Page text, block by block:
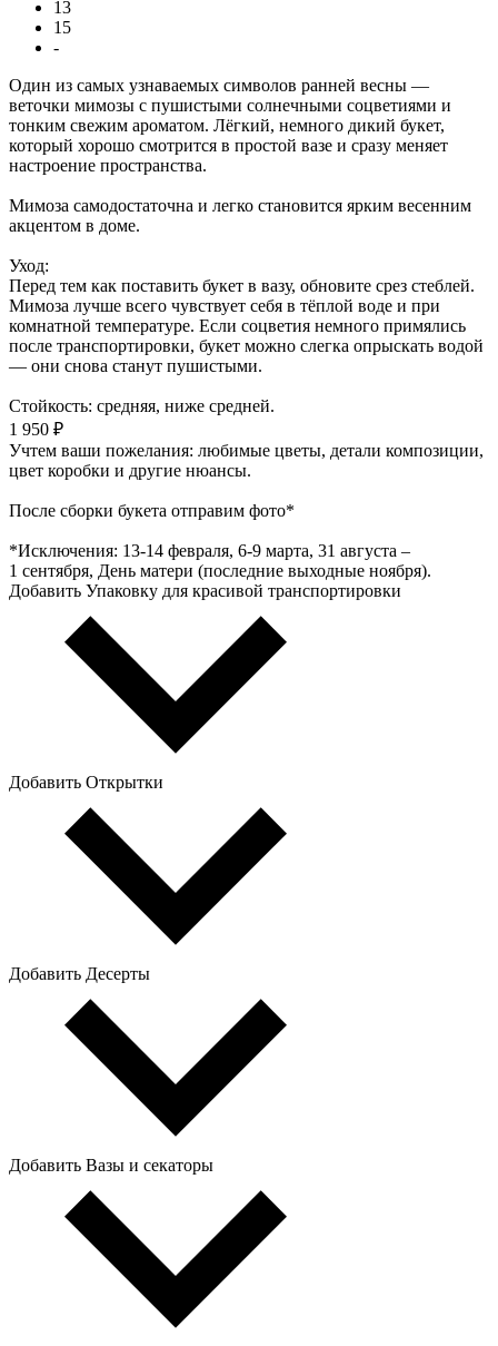
13
15
-
Один из самых узнаваемых символов ранней весны —
веточки мимозы с пушистыми солнечными соцветиями и
тонким свежим ароматом. Лёгкий, немного дикий букет,
который хорошо смотрится в простой вазе и сразу меняет
настроение пространства.
Мимоза самодостаточна и легко становится ярким весенним
акцентом в доме.
Уход:
Перед тем как поставить букет в вазу, обновите срез стеблей.
Мимоза лучше всего чувствует себя в тёплой воде и при
комнатной температуре. Если соцветия немного примялись
после транспортировки, букет можно слегка опрыскать водой
— они снова станут пушистыми.
Стойкость: средняя, ниже средней.
1 950 ₽
Учтем ваши пожелания: любимые цветы, детали композиции,
цвет коробки и другие нюансы.
После сборки букета отправим фото*
*Исключения: 13‑14 февраля, 6‑9 марта, 31 августа –
1 сентября, День матери (последние выходные ноября).
Добавить Упаковку для красивой транспортировки
Добавить Открытки
Добавить Десерты
Добавить Вазы и секаторы